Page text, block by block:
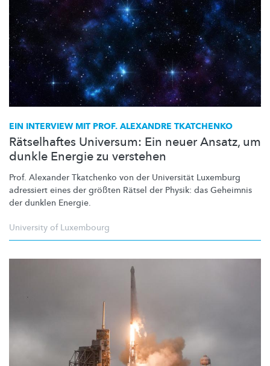
EIN INTERVIEW MIT PROF. ALEXANDRE TKATCHENKO
Rätselhaftes Universum: Ein neuer Ansatz, um
dunkle Energie zu verstehen
Prof. Alexander Tkatchenko von der Universität Luxemburg
adressiert eines der größten Rätsel der Physik: das Geheimnis
der dunklen Energie.
University of Luxembourg